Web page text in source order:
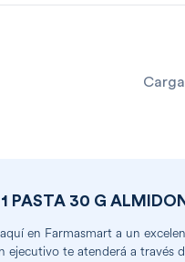
PASTA 30 G
aquí en Farmasmart a un
ejecutivo te atenderá a través